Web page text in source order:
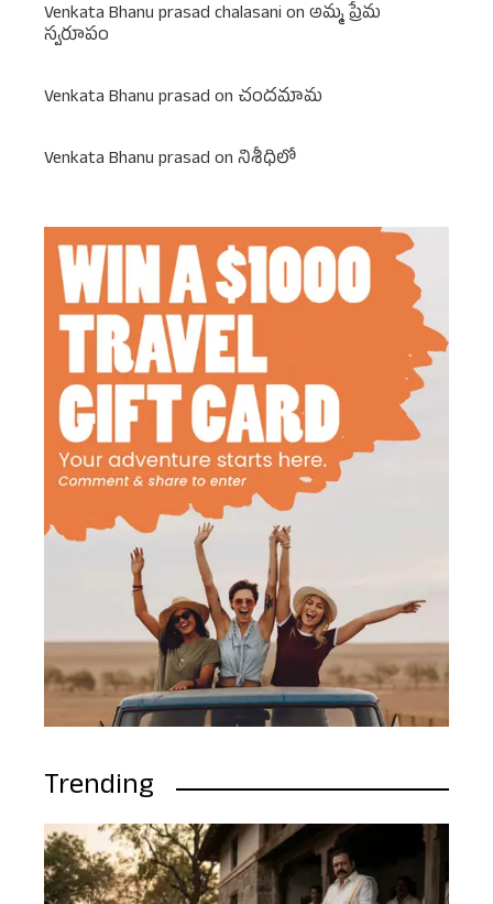
Venkata Bhanu prasad chalasani on అమ్మ ప్రేమ
స్వరూపం
Venkata Bhanu prasad on చందమామ
Venkata Bhanu prasad on నిశీధిలో
Trending